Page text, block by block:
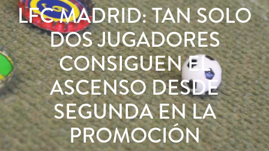
LFC MADRID: TAN SOLO
DOS JUGADORES
CONSIGUEN EL
ASCENSO DESDE
SEGUNDA EN LA
PROMOCIÓN